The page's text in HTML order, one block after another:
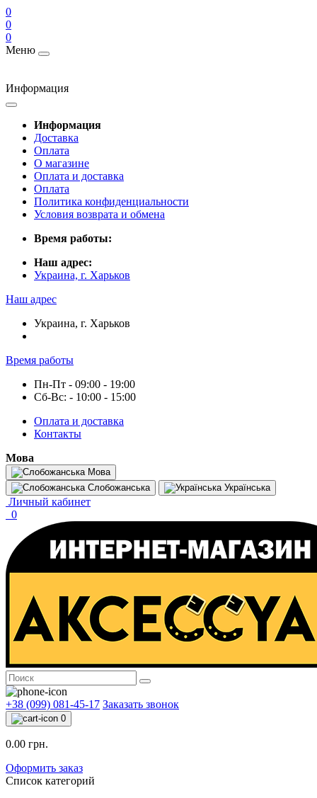
0
0
0
Меню
Информация
Информация
Доставка
Оплата
О магазине
Оплата и доставка
Оплата
Политика конфиденциальности
Условия возврата и обмена
Время работы:
Наш адрес:
Украина, г. Харьков
Наш адрес
Украина, г. Харьков
Время работы
Пн-Пт - 09:00 - 19:00
Сб-Вс: - 10:00 - 15:00
Оплата и доставка
Контакты
Мова
Мова
Слобожанська
Українська
Личный кабинет
0
+38 (099) 081-45-17 Заказать звонок
0
0.00 грн.
Оформить заказ
Список категорий